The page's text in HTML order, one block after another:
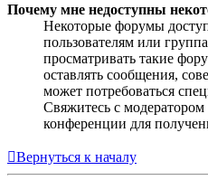
Почему мне недоступны
Некоторые форумы
пользователям или
просматривать такие
оставлять сообщения,
может потребоваться
Свяжитесь с
конференции для
Вернуться к началу